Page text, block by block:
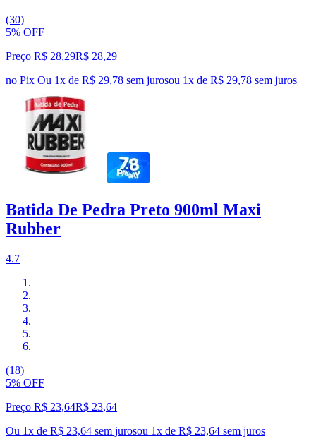
(30)
5% OFF
Preço R$ 28,29R$ 28,29
no Pix Ou 1x de R$ 29,78 sem jurosou 1x de R$ 29,78 sem juros
Batida De Pedra Preto 900ml Maxi
Rubber
4.7
(18)
5% OFF
Preço R$ 23,64R$ 23,64
Ou 1x de R$ 23,64 sem jurosou 1x de R$ 23,64 sem juros